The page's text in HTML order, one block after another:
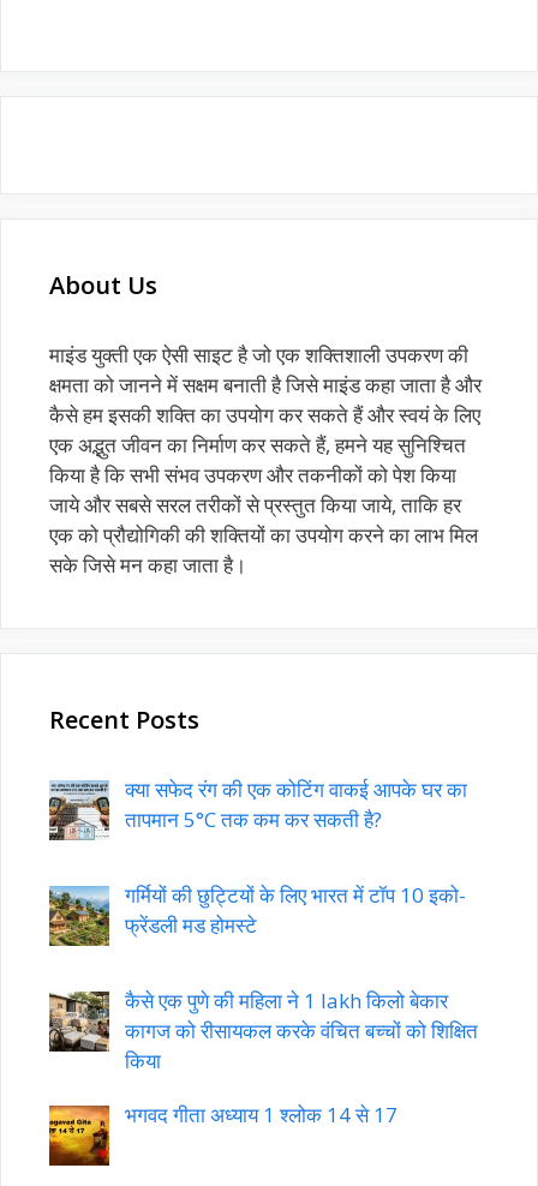
About Us
माइंड युक्ती एक ऐसी साइट है जो एक शक्तिशाली उपकरण की
क्षमता को जानने में सक्षम बनाती है जिसे माइंड कहा जाता है और
कैसे हम इसकी शक्ति का उपयोग कर सकते हैं और स्वयं के लिए
एक अद्भुत जीवन का निर्माण कर सकते हैं, हमने यह सुनिश्चित
किया है कि सभी संभव उपकरण और तकनीकों को पेश किया
जाये और सबसे सरल तरीकों से प्रस्तुत किया जाये, ताकि हर
एक को प्रौद्योगिकी की शक्तियों का उपयोग करने का लाभ मिल
सके जिसे मन कहा जाता है।
Recent Posts
क्या सफेद रंग की एक कोटिंग वाकई आपके घर का
तापमान 5°C तक कम कर सकती है?
गर्मियों की छुट्टियों के लिए भारत में टॉप 10 इको-
फ्रेंडली मड होमस्टे
कैसे एक पुणे की महिला ने 1 lakh किलो बेकार
कागज को रीसायकल करके वंचित बच्चों को शिक्षित
किया
भगवद गीता अध्याय 1 श्लोक 14 से 17